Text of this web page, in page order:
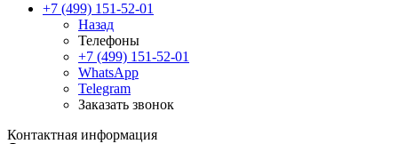
+7 (499) 151-52-01
Назад
Телефоны
+7 (499) 151-52-01
WhatsApp
Telegram
Заказать звонок
Контактная информация